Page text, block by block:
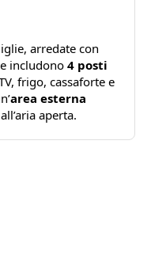
arredate con
includono4 posti
frigo, cassaforte e
area esterna
aperta.